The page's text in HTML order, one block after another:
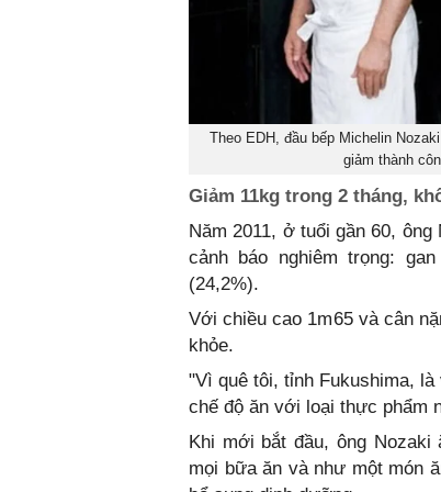
Theo EDH, đầu bếp Michelin
giảm thành
Giảm 11kg trong 2 tháng,
Năm 2011, ở tuổi gần 60,
cảnh báo nghiêm trọng:
(24,2%).
Với chiều cao 1m65 và cân
khỏe.
"Vì quê tôi, tỉnh Fukushima,
chế độ ăn với loại thực phẩm
Khi mới bắt đầu, ông
mọi bữa ăn và như một món